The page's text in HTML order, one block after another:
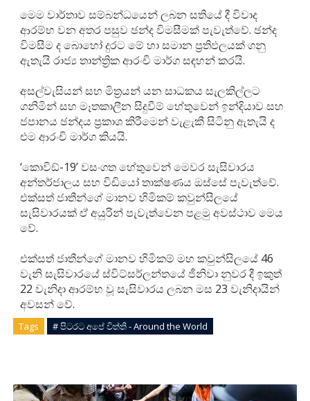
මෙම වාර්තාව සම්බන්ධයෙන් ලබන සතියේ දී විවාද
ආරම්භ වන අතර පසුව ඡන්ද විමසීමක් පැවැත්වේ. ඡන්ද
විමසීම ද බොහෝ දුරට මේ හා සමාන ප්‍රතිඵලයක් ගනු
ඇතැයි රාජ්‍ය තාන්ත්‍රික ආරංචි මාර්ග සඳහන් කරයි.
අසල්වැසියන් සහ මිත්‍රයන් යන සාධකය සැලකිල්ලට
ගනිමින් සහ මෑතකාලීන සිදුවීම් හේතුවෙන් ඉන්දියාව සහ
ජපානය ඡන්දය ප්‍රකාශ කිරීමෙන් වැළැකී සිටිනු ඇතැයි ද
එම ආරංචි මාර්ග කියයි.
‘කොවිඞ්-19’ වසංගත හේතුවෙන් මෙවර සැසිවාරය
අන්තර්ජාලය සහ විඩියෝ තාක්ෂණය ඔස්සේ පැවැත්වේ.
එක්සත් ජාතීන්ගේ මානව හිමිකම් කවුන්සිලයේ
සැසිවාරයක් ඒ අයුරින් පැවැත්වෙන පළමු අවස්ථාව මෙය
වේ.
එක්සත් ජාතීන්ගේ මානව හිමිකම් මහ කවුන්සිලයේ 46
වැනි සැසිවාරයේ ස්විට්සර්ලන්තයේ ජීනිවා නුවර දී ඉකුත්
22 වැනිදා ආරම්භ වූ සැසිවාරය ලබන මස 23 වැනිදායින්
අවසන් වේ.
Tags # පිටරට අපේ විත්ති - Around the World